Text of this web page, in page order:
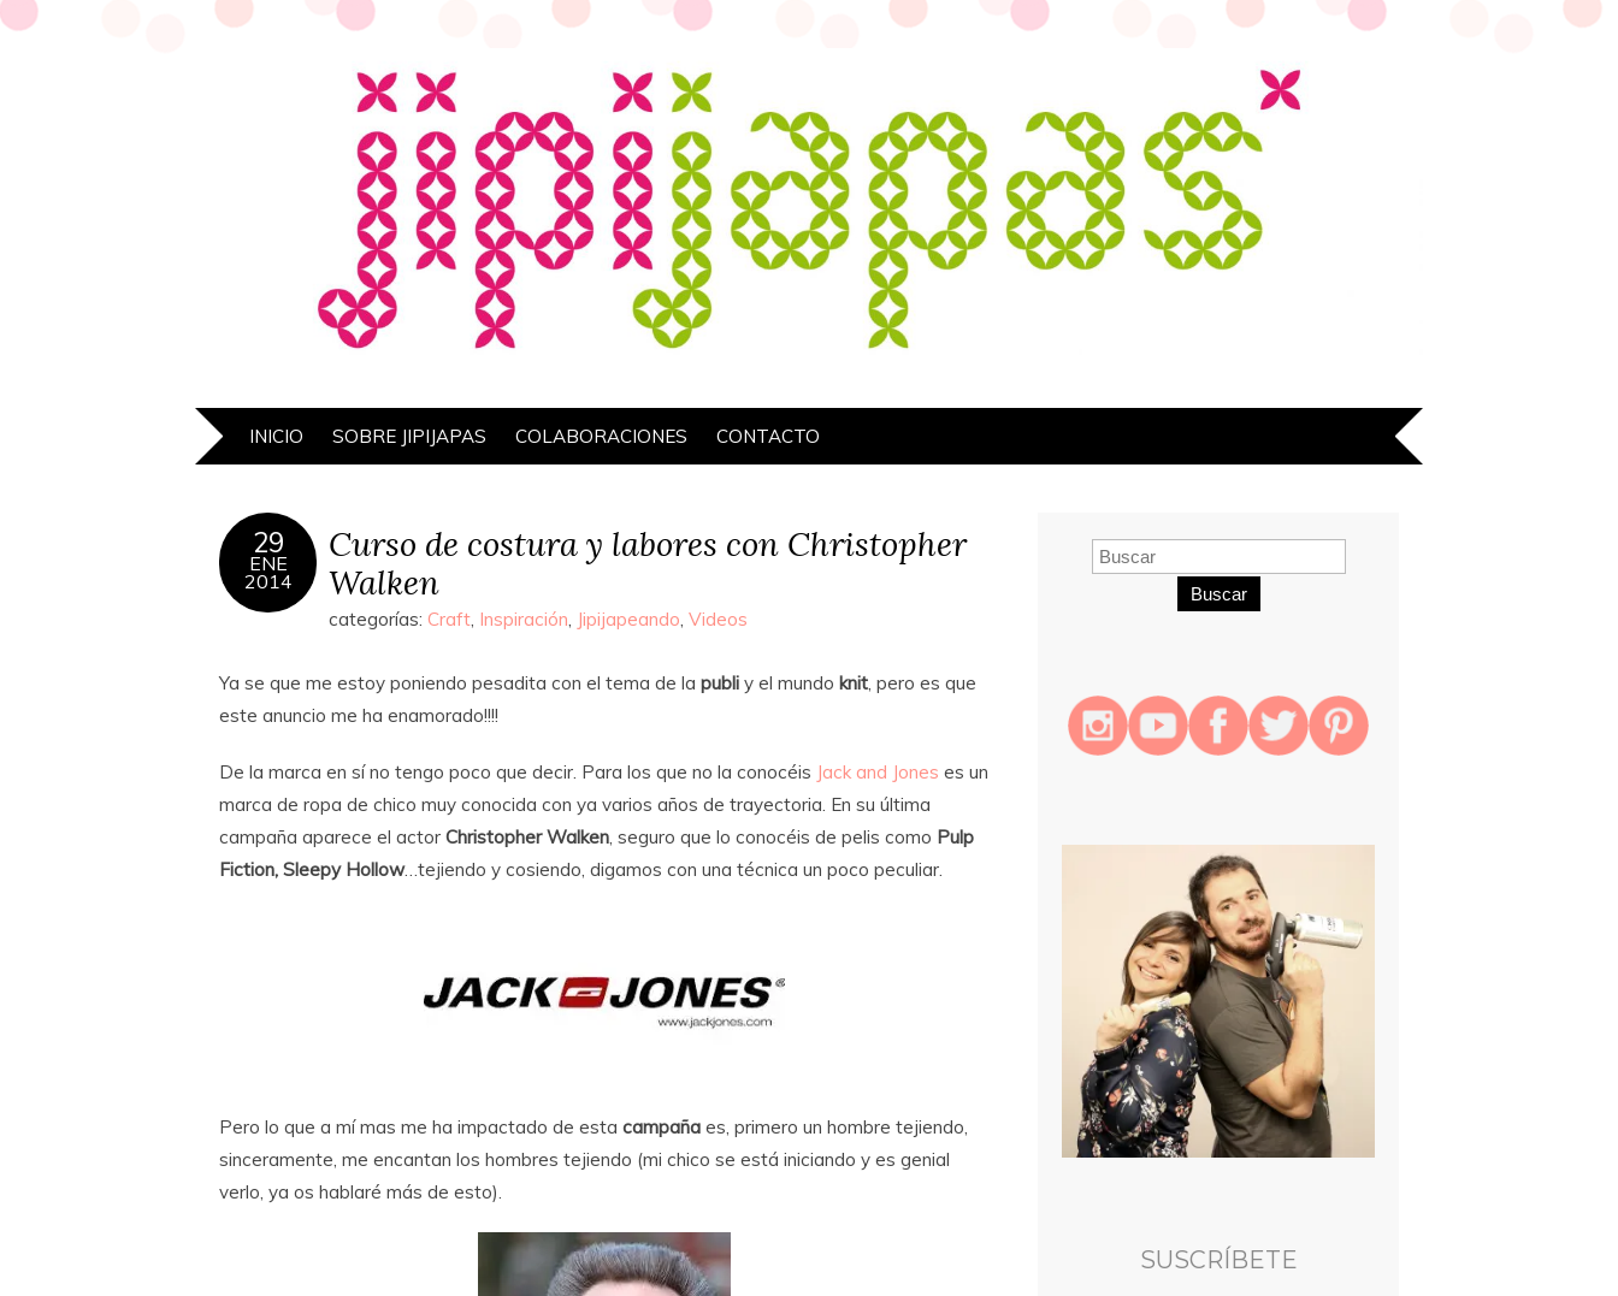
INICIO SOBRE JIPIJAPAS COLABORACIONES CONTACTO
29
ENE
2014
Curso de costura y labores con Christopher
Walken
categorías: Craft, Inspiración, Jipijapeando, Videos
Ya se que me estoy poniendo pesadita con el tema de la publi y el mundo knit, pero es que
este anuncio me ha enamorado!!!!
De la marca en sí no tengo poco que decir. Para los que no la conocéis Jack and Jones es un
marca de ropa de chico muy conocida con ya varios años de trayectoria. En su última
campaña aparece el actor Christopher Walken, seguro que lo conocéis de pelis como Pulp
Fiction, Sleepy Hollow…tejiendo y cosiendo, digamos con una técnica un poco peculiar.
Pero lo que a mí mas me ha impactado de esta campaña es, primero un hombre tejiendo,
sinceramente, me encantan los hombres tejiendo (mi chico se está iniciando y es genial
verlo, ya os hablaré más de esto).
Buscar
SUSCRÍBETE